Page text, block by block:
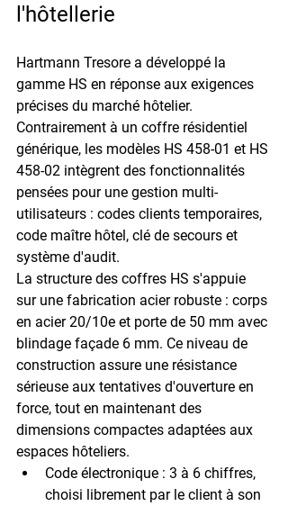
l'hôtellerie
Hartmann Tresore a développé la
gamme HS en réponse aux exigences
précises du marché hôtelier.
Contrairement à un coffre résidentiel
générique, les modèles HS 458-01 et HS
458-02 intègrent des fonctionnalités
pensées pour une gestion multi-
utilisateurs : codes clients temporaires,
code maître hôtel, clé de secours et
système d'audit.
La structure des coffres HS s'appuie
sur une fabrication acier robuste : corps
en acier 20/10e et porte de 50 mm avec
blindage façade 6 mm. Ce niveau de
construction assure une résistance
sérieuse aux tentatives d'ouverture en
force, tout en maintenant des
dimensions compactes adaptées aux
espaces hôteliers.
Code électronique : 3 à 6 chiffres,
choisi librement par le client à son